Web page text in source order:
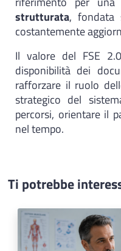
strutturata, fondata
costantemente
Il valore del FSE
disponibilità dei
rafforzare il ruolo
strategico del
percorsi, orientare il
nel tempo.
Ti potrebbe